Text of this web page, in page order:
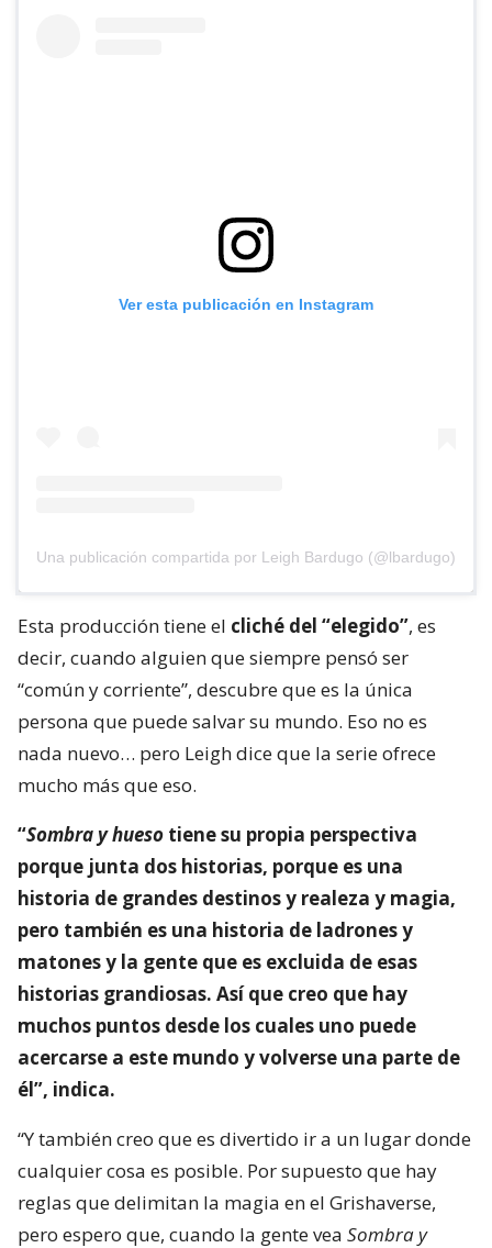
Ver esta publicación en Instagram
Una publicación compartida por Leigh Bardugo (@lbardugo)
Esta producción tiene el cliché del “elegido”, es
decir, cuando alguien que siempre pensó ser
“común y corriente”, descubre que es la única
persona que puede salvar su mundo. Eso no es
nada nuevo… pero Leigh dice que la serie ofrece
mucho más que eso.
“Sombra y hueso tiene su propia perspectiva
porque junta dos historias, porque es una
historia de grandes destinos y realeza y magia,
pero también es una historia de ladrones y
matones y la gente que es excluida de esas
historias grandiosas. Así que creo que hay
muchos puntos desde los cuales uno puede
acercarse a este mundo y volverse una parte de
él”, indica.
“Y también creo que es divertido ir a un lugar donde
cualquier cosa es posible. Por supuesto que hay
reglas que delimitan la magia en el Grishaverse,
pero espero que, cuando la gente vea Sombra y